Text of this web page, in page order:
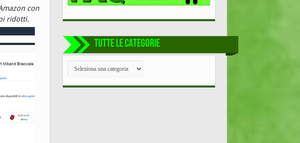
con
ridotti.
TUTTE LE CATEGORIE
TUTTE
CATEGORIE